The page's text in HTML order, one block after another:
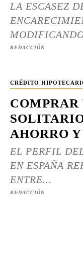
LA ESCASEZ
REDACCIÓN
CRÉDITO
AHORRO
EL PERFIL
EN ESPAÑA
ENTRE...
REDACCIÓN